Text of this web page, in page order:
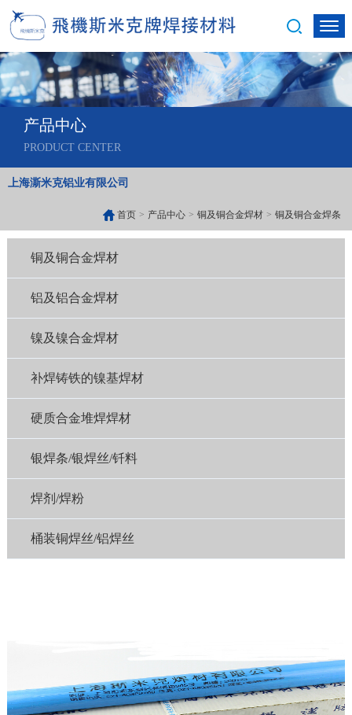
产品中心
PRODUCT CENTER
上海澌米克铝业有限公司
首页 > 产品中心 > 铜及铜合金焊材 > 铜及铜合金焊条
铜及铜合金焊材
铝及铝合金焊材
镍及镍合金焊材
补焊铸铁的镍基焊材
硬质合金堆焊焊材
银焊条/银焊丝/钎料
焊剂/焊粉
桶装铜焊丝/铝焊丝